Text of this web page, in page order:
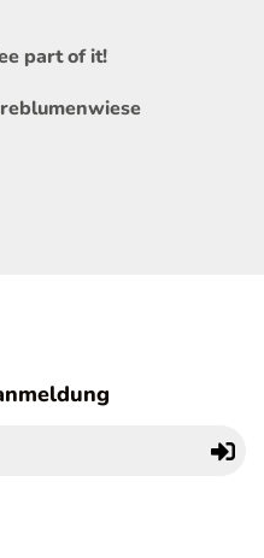
part of it!